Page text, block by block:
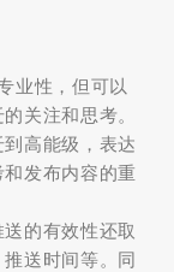
业性，但可以
关注和思考。
高能级，表达
发布内容的重
的有效性还取
送时间等。同